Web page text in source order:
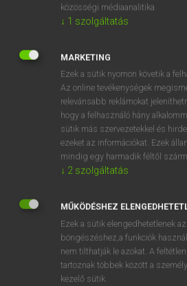
SZOTAR.NET
MICROSOFT OFFICE
BEÉPÜLŐ
ONLINE
EGYÉNI
TANULÓKNAK
OKTATÁSI
VÁLLALATI
közösségi médiaanalitika.
↓ 1 szolgáltatás
MARKETING
Ezek a sütik nyomon követik a
Az online tevékenységek
relevánsabb reklámokat
hogy a felhasználó hány
sütik más szervezetekkel és
ezeket az információkat. Ezek
mindig egy harmadik féltől
↓ 2 szolgáltatás
MŰKÖDÉSHEZ
Ezek a sütik elengedhetetlenek
böngészéshez,a funkciók
nem tilthatják le azokat. A
tartoznak többek között a
kezelő sütik.